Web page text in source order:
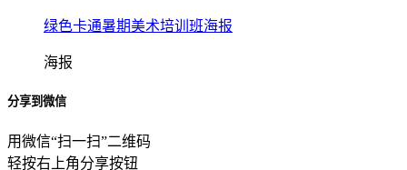
绿色卡通暑期美术培训班海报
海报
分享到微信
用微信“扫一扫”二维码
轻按右上角分享按钮